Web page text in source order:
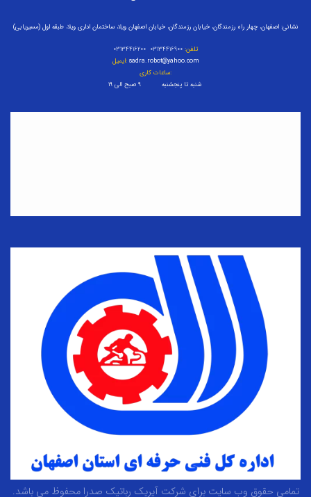
نشانی: اصفهان، چهار راه رزمندگان، خیابان رزمندگان، خیابان اصفهان ویلا، ساختمان اداری ویلا، طبقه اول (مسیریابی)
تلفن:
ایمیل: sadra.robot@yahoo.com
ساعات کاری:
شنبه تا پنجشنبه ۹ صبح الی ۱۹
تمامی حقوق وب سایت برای شرکت آیریک رباتیک صدرا محفوظ می باشد.